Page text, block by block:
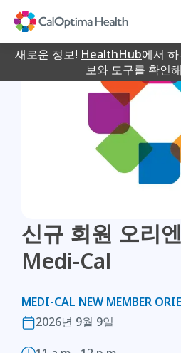
Content
새로운 정보! HealthHub에서
보와 도구를 확인
신규 회원 오리
Medi-Cal
MEDI-CAL NEW MEMBER
2026년 9월 9일